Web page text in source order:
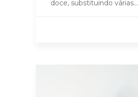
doce, substituindo várias…